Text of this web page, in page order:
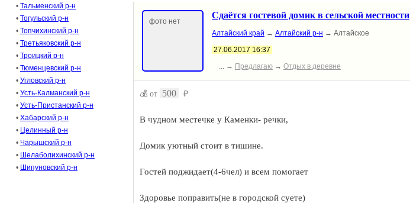
• Тальменский р-н
• Тогульский р-н
• Топчихинский р-н
• Третьяковский р-н
• Троицкий р-н
• Тюменцевский р-н
• Угловский р-н
• Усть-Калманский р-н
• Усть-Пристанский р-н
• Хабарский р-н
• Целинный р-н
• Чарышский р-н
• Шелаболихинский р-н
• Шипуновский р-н
фото нет
Сдаётся гостевой домик в сельской местности
Алтайский край → Алтайский р-н → Алтайское
27.06.2017 16:37
... → Предлагаю → Отдых в деревне
💰 от 500 ₽
В чудном местечке у Каменки- речки,
Домик уютный стоит в тишине.
Гостей поджидает(4-6чел) и всем помогает
Здоровье поправить(не в городской суете)